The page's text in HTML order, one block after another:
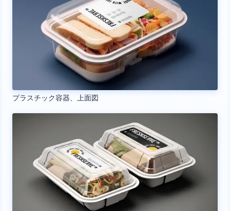
プラスチック容器、上面図